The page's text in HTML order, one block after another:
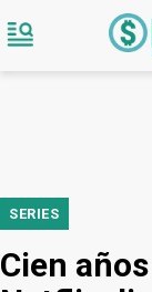
SERIES
Cien